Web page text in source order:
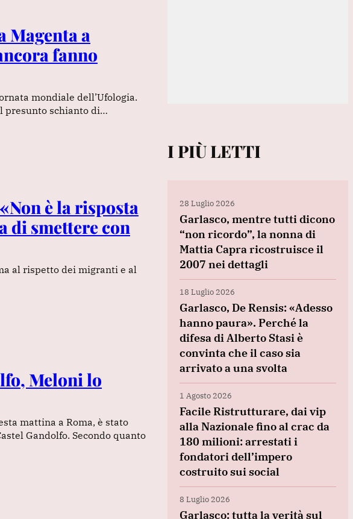
Magenta a
fanno
mondiale dell’Ufologia.
presunto schianto di…
è la risposta
di smettere con
al rispetto dei migranti e al
Meloni lo
mattina a Roma, è stato
Gandolfo. Secondo quanto
I PIÙ LETTI
28 Luglio 2026
Garlasco, mentre tutti dicono
“non ricordo”, la nonna di
Mattia Capra ricostruisce il
2007 nei dettagli
18 Luglio 2026
Garlasco, De Rensis: «Adesso
hanno paura». Perché la
difesa di Alberto Stasi è
convinta che il caso sia
arrivato a una svolta
1 Agosto 2026
Facile Ristrutturare, dai vip
alla Nazionale fino al crac da
180 milioni: arrestati i
fondatori dell’impero
costruito sui social
8 Luglio 2026
Garlasco: tutta la verità sul